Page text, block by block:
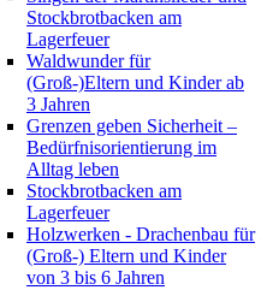
Stockbrotbacken am
Lagerfeuer
Waldwunder für
(Groß-)Eltern und Kinder ab
3 Jahren
Grenzen geben Sicherheit –
Bedürfnisorientierung im
Alltag leben
Stockbrotbacken am
Lagerfeuer
Holzwerken - Drachenbau für
(Groß-) Eltern und Kinder
von 3 bis 6 Jahren